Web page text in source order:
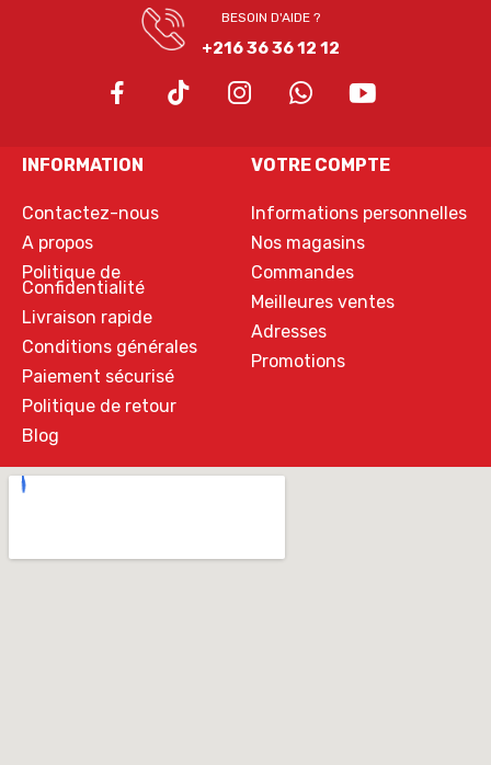
BESOIN D'AIDE ?
+216 36 36 12 12
INFORMATION
Contactez-nous
A propos
Politique de
Confidentialité
Livraison rapide
Conditions générales
Paiement sécurisé
Politique de retour
Blog
VOTRE COMPTE
Informations personnelles
Nos magasins
Commandes
Meilleures ventes
Adresses
Promotions